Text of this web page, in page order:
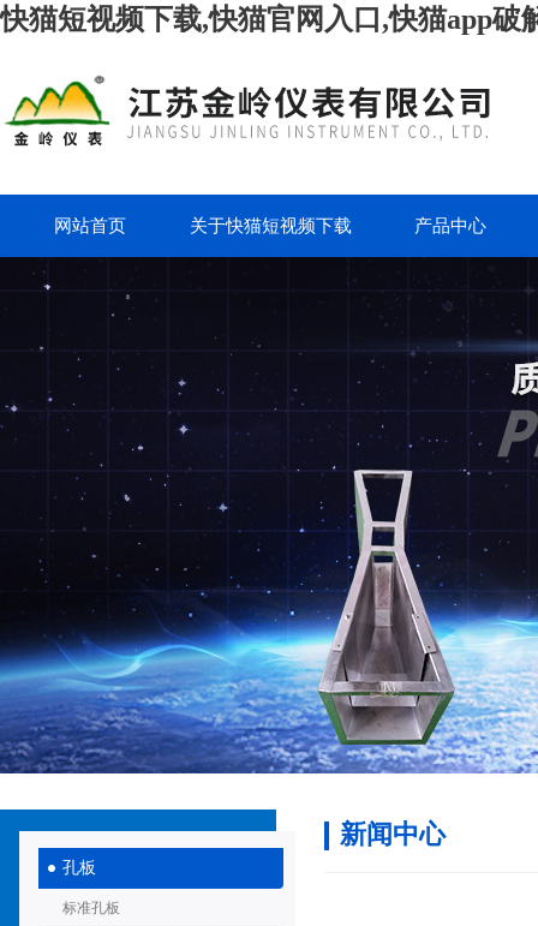
快猫短视频下载,快猫官网入口,快猫app
网站首页 关于快猫短视频下载 产品中心
孔板
标准孔板
新闻中心